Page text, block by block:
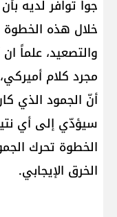
جواً توافر لديه
خلال هذه
والتصعيد، علماً
مجرد كلام
أنّ الجمود الذي
سيؤدّي إلى أي
الخطوة تحرك
الخرق الإيجابي.